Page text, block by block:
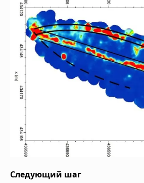
Следующий шаг